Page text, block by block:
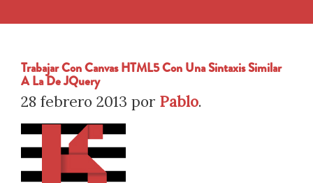
Trabajar Con Canvas HTML5 Con Una Sintaxis Similar
A La De JQuery
28 febrero 2013 por Pablo.